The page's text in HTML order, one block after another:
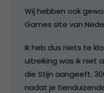
Wij hebben ook
Games site van
Ik heb dus niets te
uitreiking was ik niet
die Stijn aangeeft.
nadat je